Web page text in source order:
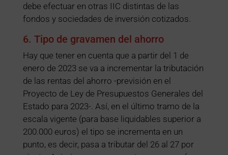
debe efectuar en otras IIC distintas de las
fondos y sociedades de inversión cotizados.
6. Tipo de gravamen del ahorro
Hay que tener en cuenta que a partir del 1 de
enero de 2023 se va a incrementar la tributación
de las rentas del ahorro -previsión en el
Proyecto de Ley de Presupuestos Generales del
Estado para 2023-. Así, en el último tramo de la
escala vigente (para base liquidables superior a
200.000 euros) el tipo se incrementa en un
punto, es decir, pasa a tributar del 26 al 27 por